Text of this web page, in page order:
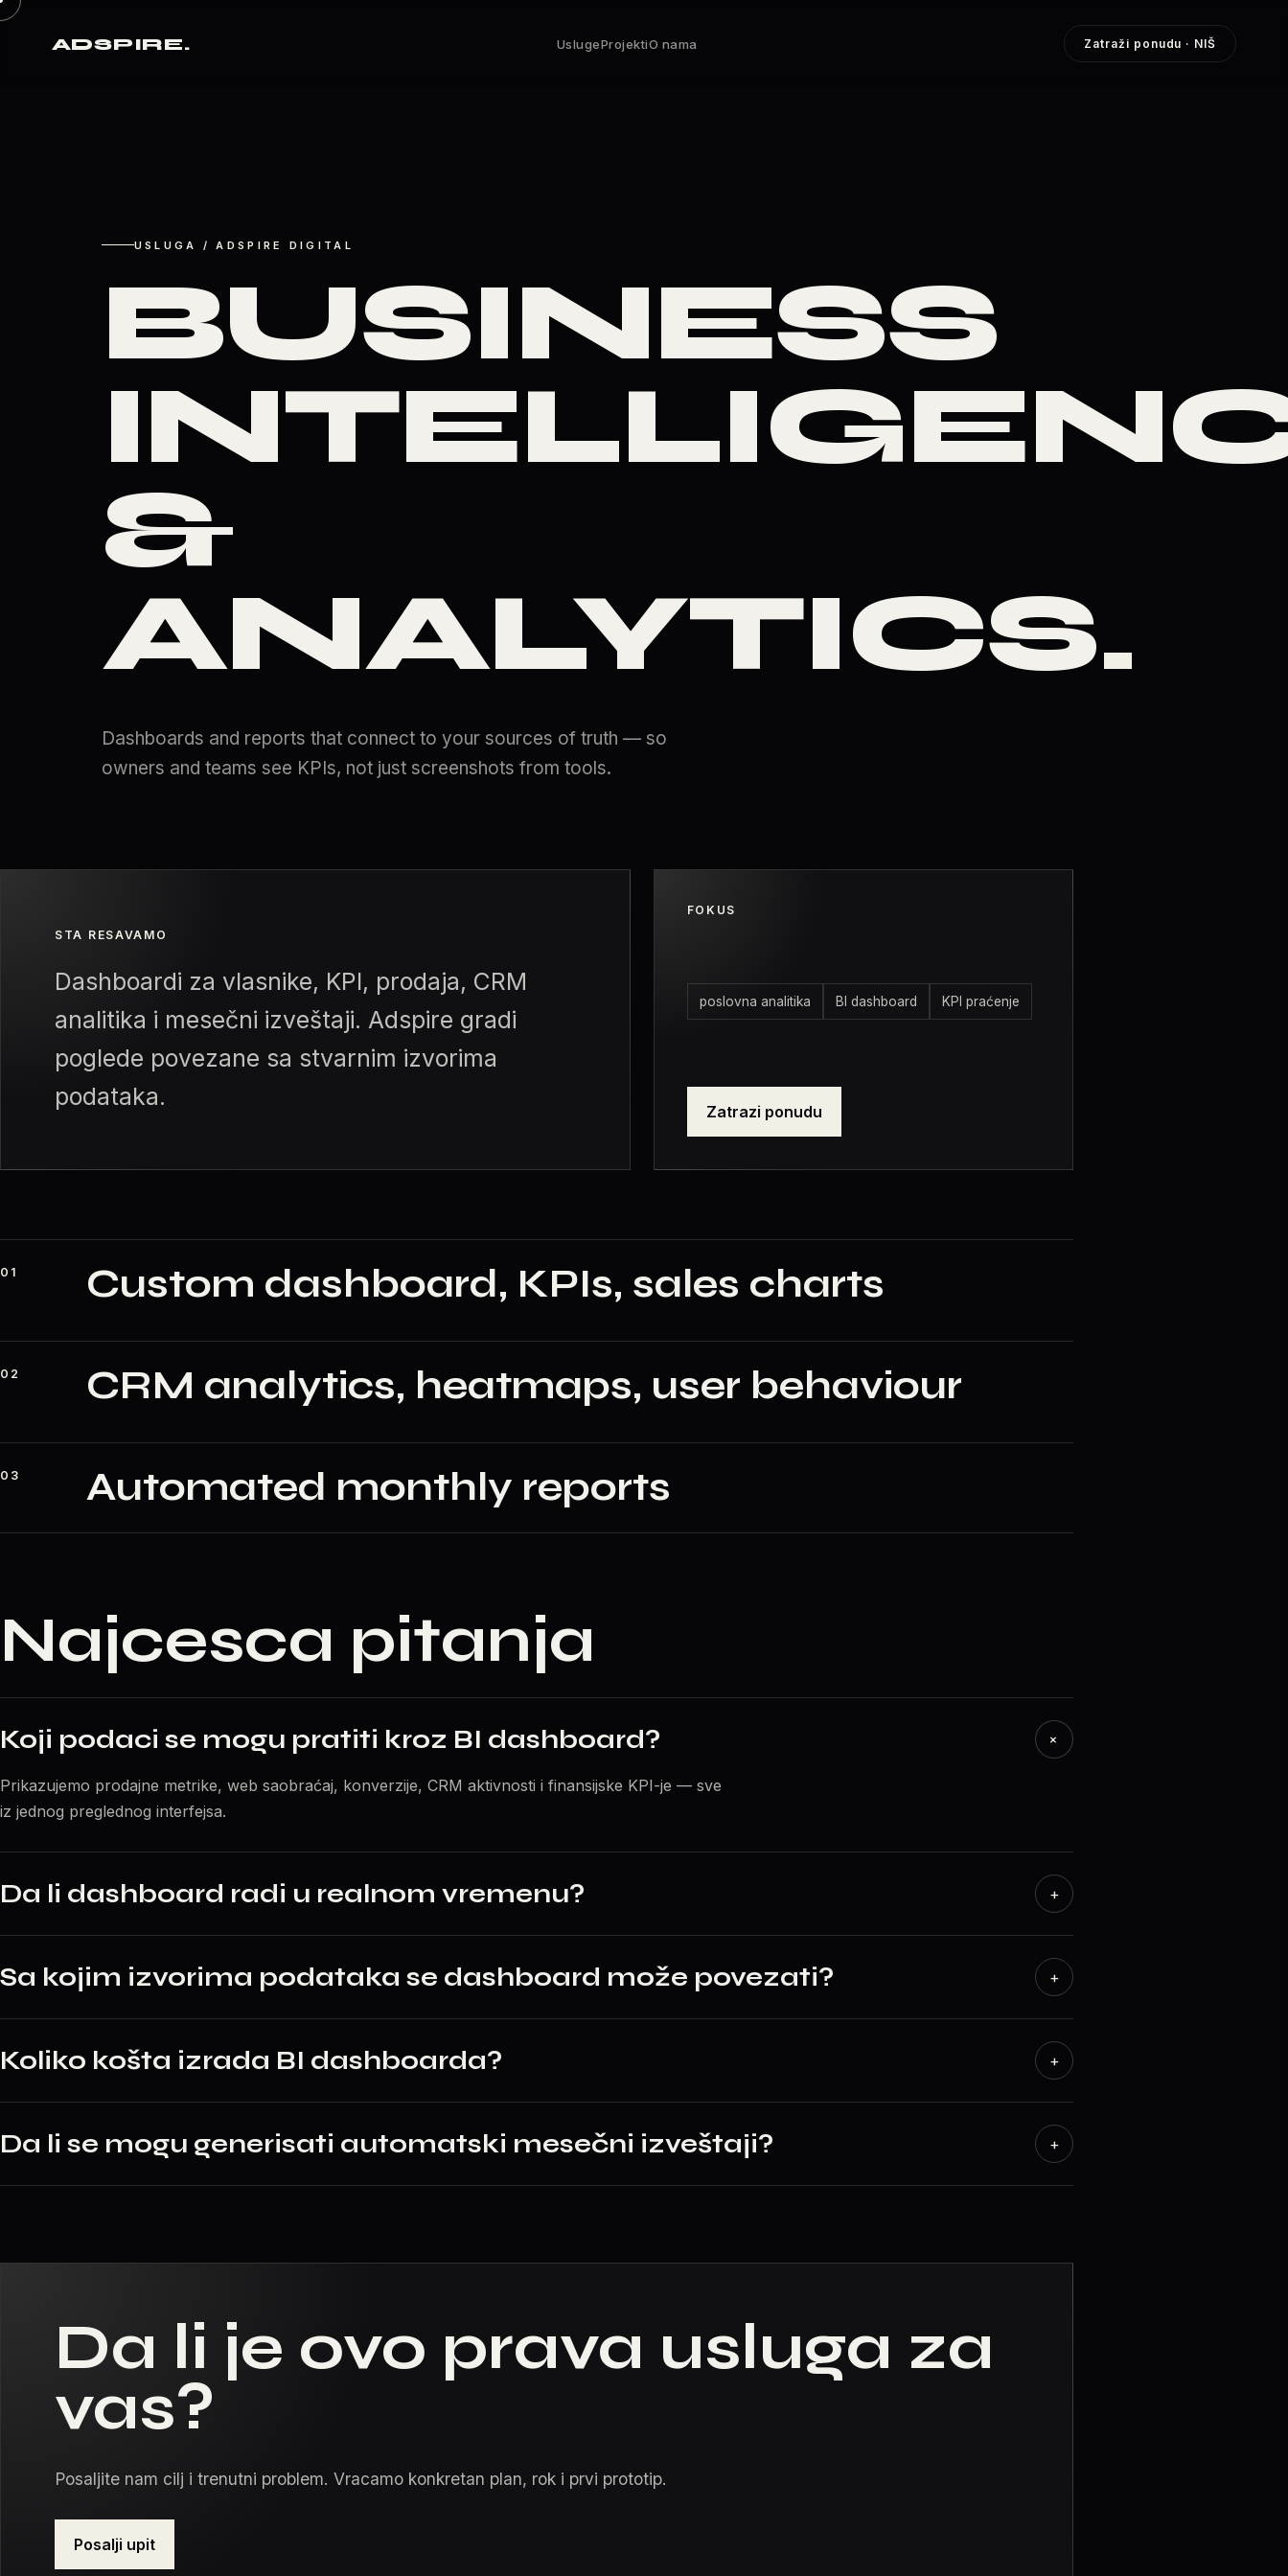
ADSPIRE. UslugeProjektiO nama Zatraži ponudu · NIŠ
USLUGA / ADSPIRE DIGITAL
BUSINESS
&
ANALYTICS.
Dashboards and reports that connect to your sources of truth — so
owners and teams see KPIs, not just screenshots from tools.
STA RESAVAMO
Dashboardi za vlasnike, KPI, prodaja, CRM
analitika i mesečni izveštaji. Adspire gradi
poglede povezane sa stvarnim izvorima
podataka.
FOKUS
poslovna analitika BI dashboard KPI praćenje
Zatrazi ponudu
01 Custom dashboard, KPIs, sales charts
02 CRM analytics, heatmaps, user behaviour
03 Automated monthly reports
Najcesca pitanja
Koji podaci se mogu pratiti kroz BI dashboard? +
Prikazujemo prodajne metrike, web saobraćaj, konverzije, CRM aktivnosti i finansijske KPI-je — sve
iz jednog preglednog interfejsa.
Da li dashboard radi u realnom vremenu? +
Sa kojim izvorima podataka se dashboard može povezati? +
Koliko košta izrada BI dashboarda? +
Da li se mogu generisati automatski mesečni izveštaji? +
Da li je ovo prava usluga za
vas?
Posaljite nam cilj i trenutni problem. Vracamo konkretan plan, rok i prvi prototip.
Posalji upit